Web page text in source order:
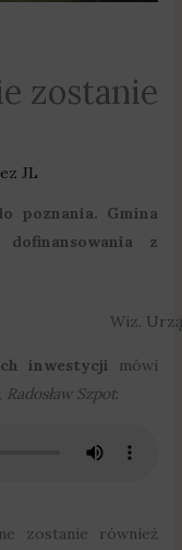
zostanie
JL
poznania. Gmina
z
Wiz.
inwestycji mówi
Szpot:
zostanie również